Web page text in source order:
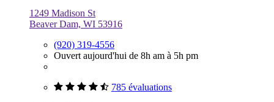
1249 Madison St
Beaver Dam, WI 53916
(920) 319-4556
Ouvert aujourd'hui de 8h am à 5h pm
785 évaluations